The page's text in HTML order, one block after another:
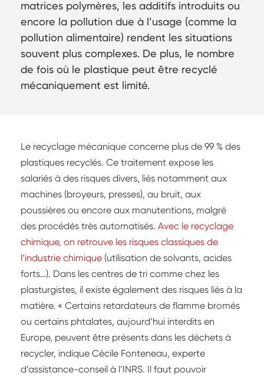
matrices polymères, les additifs introduits ou
encore la pollution due à l’usage (comme la
pollution alimentaire) rendent les situations
souvent plus complexes. De plus, le nombre
de fois où le plastique peut être recyclé
mécaniquement est limité.
Le recyclage mécanique concerne plus de 99 % des
plastiques recyclés. Ce traitement expose les
salariés à des risques divers, liés notamment aux
machines (broyeurs, presses), au bruit, aux
poussières ou encore aux manutentions, malgré
des procédés très automatisés. Avec le recyclage
chimique, on retrouve les risques classiques de
l’industrie chimique (utilisation de solvants, acides
forts…). Dans les centres de tri comme chez les
plasturgistes, il existe également des risques liés à la
matière. « Certains retardateurs de flamme bromés
ou certains phtalates, aujourd’hui interdits en
Europe, peuvent être présents dans les déchets à
recycler, indique Cécile Fonteneau, experte
d’assistance-conseil à l’INRS. Il faut pouvoir